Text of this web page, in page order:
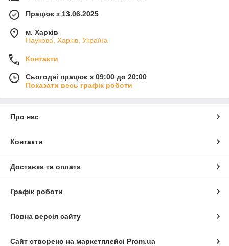
Працює з 13.06.2025
м. Харків
Наукова, Харків, Україна
Контакти
Сьогодні працює з 09:00 до 20:00
Показати весь графік роботи
Про нас
Контакти
Доставка та оплата
Графік роботи
Повна версія сайту
Сайт створено на маркетплейсі Prom.ua